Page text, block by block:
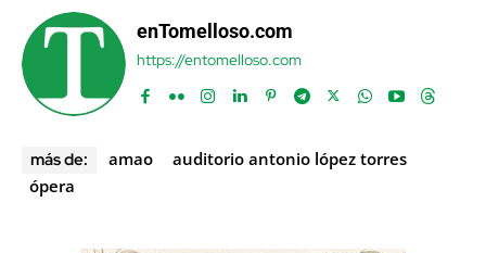
enTomelloso.com
https://entomelloso.com
más de: amao
auditorio antonio lópez torres
ópera